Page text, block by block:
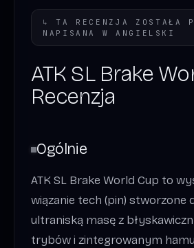
↳ TA RECENZJA ZOSTAŁA
NAPISANA W
ANGIELSKI
ATK SL Brake
Recenzja
Ogólnie
ATK SL Brake World Cup to
wiązanie tech (pin) stworzone
ultraniską masę z
trybów i zintegrowanym